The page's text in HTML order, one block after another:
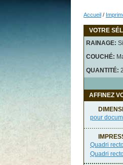
Accueil /
VOTRE
RAINAGE:
COUCHÉ:
QUANTITÉ:
AFFINEZ
pour
Quadri
Quadri